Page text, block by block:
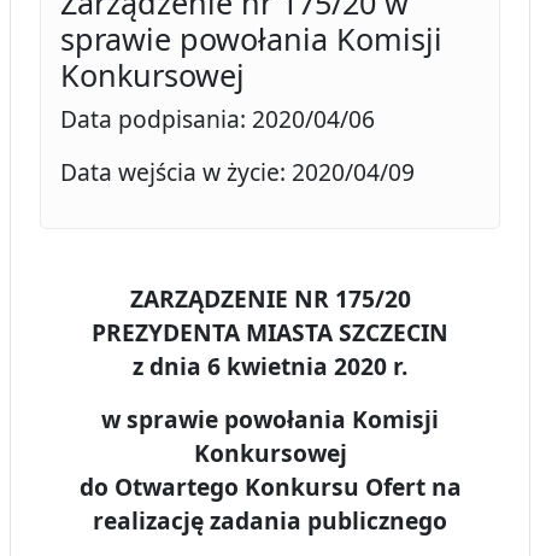
sprawie powołania Komisji
Konkursowej
Data podpisania: 2020/04/06
Data wejścia w życie: 2020/04/09
ZARZĄDZENIE NR 175/20
PREZYDENTA MIASTA SZCZECIN
z dnia 6 kwietnia 2020 r.
w sprawie powołania Komisji
Konkursowej
do Otwartego Konkursu Ofert na
realizację zadania publicznego